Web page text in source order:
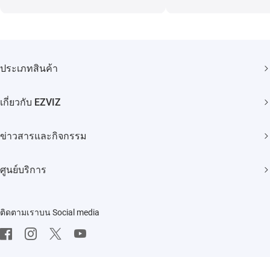
ประเภทสินค้า
เกี่ยวกับ EZVIZ
Trust Center
ข่าวสารและกิจกรรม
ศูนย์บริการ
ดาวโหลด
ติดตามเราบน Social media